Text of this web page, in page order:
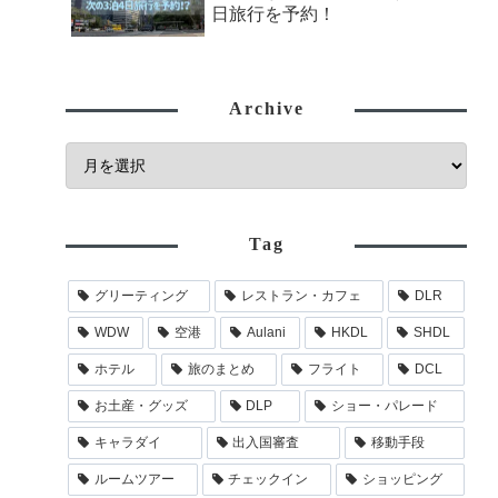
日旅行を予約！
Archive
Tag
グリーティング レストラン・カフェ DLR
WDW 空港 Aulani HKDL SHDL
ホテル 旅のまとめ フライト DCL
お土産・グッズ DLP ショー・パレード
キャラダイ 出入国審査 移動手段
ルームツアー チェックイン ショッピング